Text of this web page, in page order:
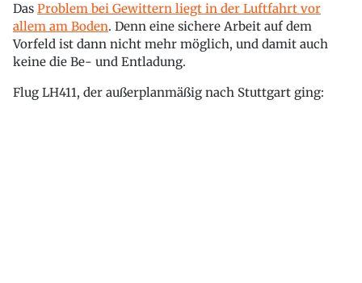
Das Problem bei Gewittern liegt in der Luftfahrt vor
allem am Boden. Denn eine sichere Arbeit auf dem
Vorfeld ist dann nicht mehr möglich, und damit auch
keine die Be- und Entladung.
Flug LH411, der außerplanmäßig nach Stuttgart ging: